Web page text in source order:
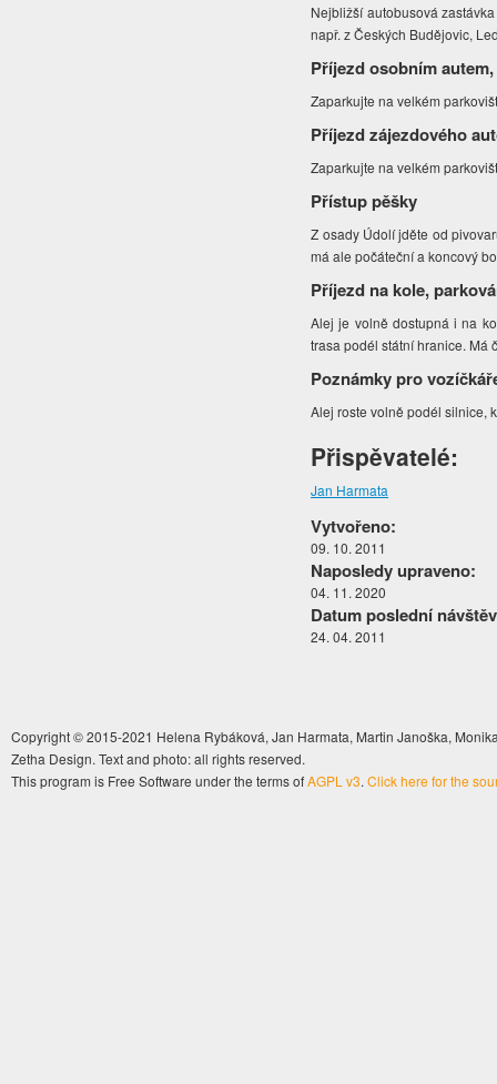
Nejbližší autobusová
např. z Českých Budějovic,
Příjezd osobním
Zaparkujte na velkém
Příjezd zájezdového
Zaparkujte na velkém
Přístup pěšky
Z osady Údolí jděte od
má ale počáteční a koncový
Příjezd na kole,
Alej je volně dostupná i na
trasa podél státní hranice. Má
Poznámky pro
Alej roste volně podél silnice,
Přispěvatelé:
Jan Harmata
Vytvořeno:
09. 10. 2011
Naposledy upraveno:
04. 11. 2020
Datum poslední
24. 04. 2011
Copyright © 2015-2021 Helena Rybáková, Jan Harmata, Martin Janoška,
Zetha Design. Text and photo: all rights reserved.
This program is Free Software under the terms ofAGPL v3. Click here for the